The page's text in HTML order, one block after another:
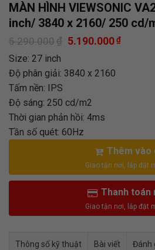
MÀN HÌNH VIEWSONIC
inch/ 3840 x 2160/ 250 cd/
5.290.000₫ Giá
5.290.000₫.
5.190.000₫Giá
Size: 27 inch
Độ phân giải: 3840 x 2160
Tấm nền: IPS
Độ sáng: 250 cd/m2
Thời gian phản hồi: 4ms
Tần số quét: 60Hz
Thêm vào
Thanh toán
Thông số kỹ thuật Bài viết Đánh